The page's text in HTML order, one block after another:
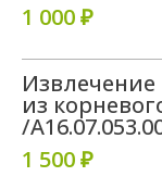
1 000 ₽
из
/
1 500 ₽